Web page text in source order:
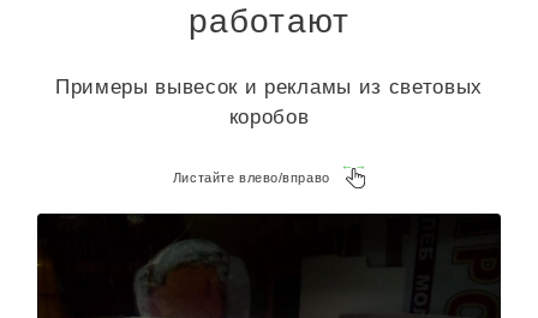
работают
Примеры вывесок и рекламы из световых
коробов
Листайте влево/вправо